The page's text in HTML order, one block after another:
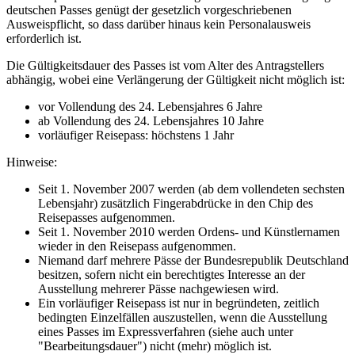
deutschen Passes genügt der gesetzlich vorgeschriebenen
Ausweispflicht, so dass darüber hinaus kein Personalausweis
erforderlich ist.
Die Gültigkeitsdauer des Passes ist vom Alter des Antragstellers
abhängig, wobei eine Verlängerung der Gültigkeit nicht möglich ist:
vor Vollendung des 24. Lebensjahres 6 Jahre
ab Vollendung des 24. Lebensjahres 10 Jahre
vorläufiger Reisepass: höchstens 1 Jahr
Hinweise:
Seit 1. November 2007 werden (ab dem vollendeten sechsten
Lebensjahr) zusätzlich Fingerabdrücke in den Chip des
Reisepasses aufgenommen.
Seit 1. November 2010 werden Ordens- und Künstlernamen
wieder in den Reisepass aufgenommen.
Niemand darf mehrere Pässe der Bundesrepublik Deutschland
besitzen, sofern nicht ein berechtigtes Interesse an der
Ausstellung mehrerer Pässe nachgewiesen wird.
Ein vorläufiger Reisepass ist nur in begründeten, zeitlich
bedingten Einzelfällen auszustellen, wenn die Ausstellung
eines Passes im Expressverfahren (siehe auch unter
"Bearbeitungsdauer") nicht (mehr) möglich ist.